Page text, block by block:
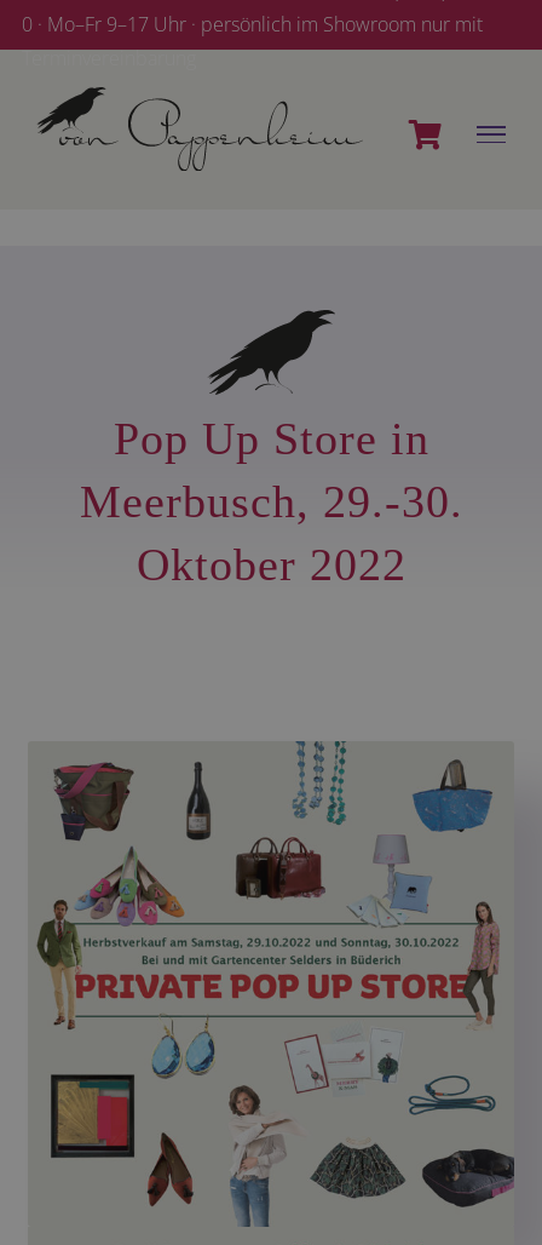
Zum
Inhalt
springen
0 · Mo–Fr 9–17 Uhr · persönlich im Showroom nur mit
Terminvereinbarung
Pop Up Store in
Meerbusch, 29.-30.
Oktober 2022